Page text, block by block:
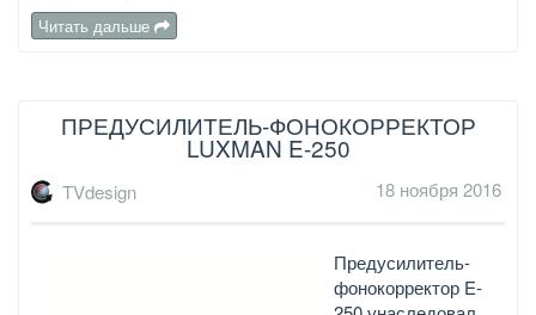
Читать дальше
ПРЕДУСИЛИТЕЛЬ-ФОНОКОРРЕКТОР
LUXMAN E-250
TVdesign 18 ноября 2016
Предусилитель-
фонокорректор E-